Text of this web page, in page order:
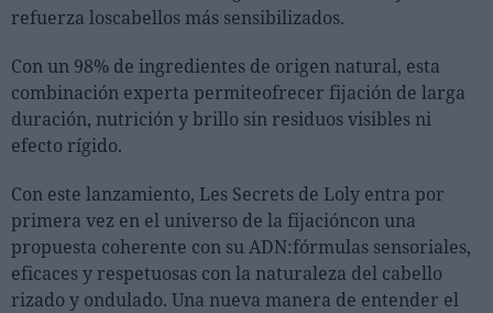
refuerza loscabellos más sensibilizados.
Con un 98% de ingredientes de origen natural, esta
combinación experta permiteofrecer fijación de larga
duración, nutrición y brillo sin residuos visibles ni
efecto rígido.
Con este lanzamiento, Les Secrets de Loly entra por
primera vez en el universo de la fijacióncon una
propuesta coherente con su ADN:fórmulas sensoriales,
eficaces y respetuosas con la naturaleza del cabello
rizado y ondulado. Una nueva manera de entender el